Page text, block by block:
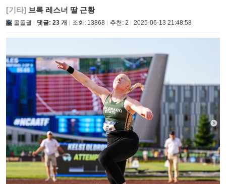
[기타] 브록 레스너 딸 근황
올돌궐 댓글: 23 개 조회: 13868 추천: 2 2025-06-13 21:48:58